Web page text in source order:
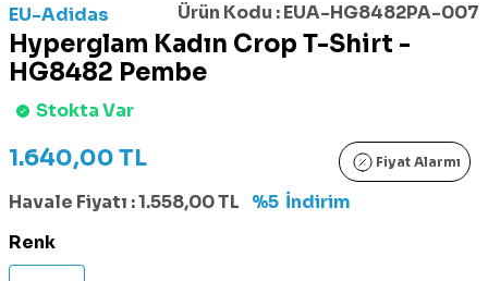
EU-Adidas Ürün Kodu :EUA-HG8482PA-007
Hyperglam Kadın Crop T-Shirt -
HG8482 Pembe
Stokta Var
1.640,00TL Fiyat Alarmı
Havale Fiyatı :1.558,00TL %5 İndirim
Renk